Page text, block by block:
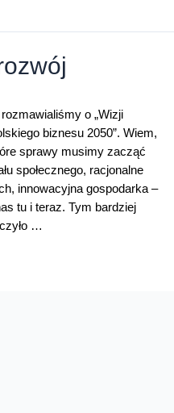
o „Wizji
biznesu 2050”. Wiem,
sprawy musimy zacząć
społecznego, racjonalne
innowacyjna gospodarka –
tu i teraz. Tym bardziej
…